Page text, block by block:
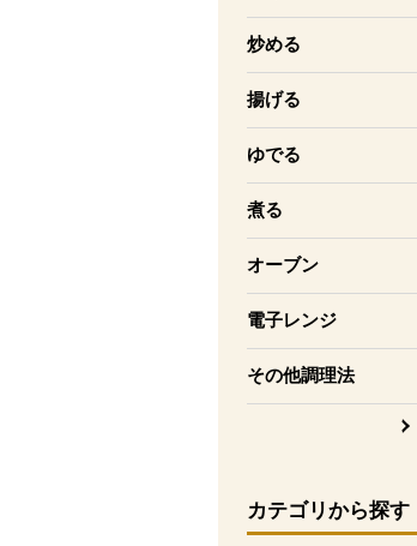
炒める
揚げる
ゆでる
煮る
オーブン
電子レンジ
その他調理法
カテゴリから探す